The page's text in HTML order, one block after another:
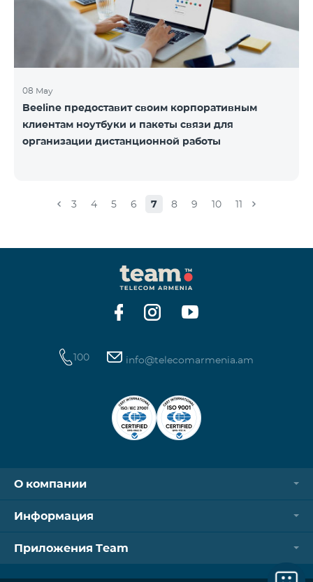
08 May
Beeline предоставит своим корпоративным
клиентам ноутбуки и пакеты связи для
организации дистанционной работы
3 4 5 6 7 8 9 10 11
100 info@telecomarmenia.am
О компании
Информация
Приложения Team